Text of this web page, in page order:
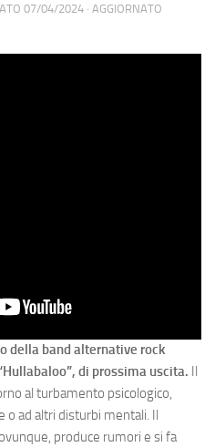
07/04/2024 · AGGIORNATO
della band alternative rock
di prossima uscita. Il
al turbamento psicologico,
o ad altri disturbi mentali. Il
produce rumori e si fa